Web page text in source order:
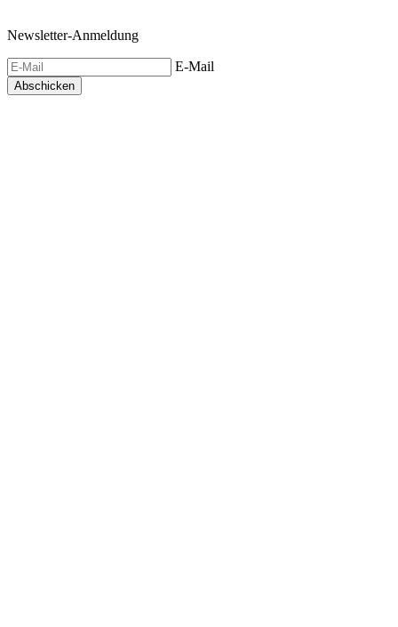
Newsletter-Anmeldung
E-Mail
Abschicken